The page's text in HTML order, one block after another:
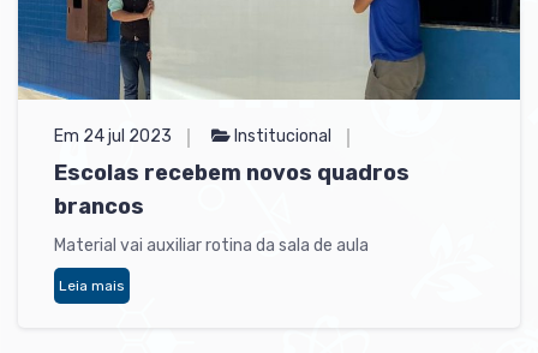
Em 24 jul 2023 Institucional
Escolas recebem novos quadros
brancos
Material vai auxiliar rotina da sala de aula
Leia mais